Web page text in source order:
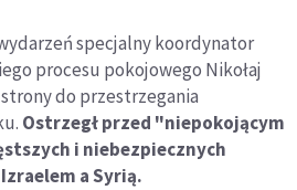
specjalny koordynator
procesu pokojowego Nikołaj
do przestrzegania
Ostrzegł przed "niepokojącym
i niebezpiecznych
a Syrią.